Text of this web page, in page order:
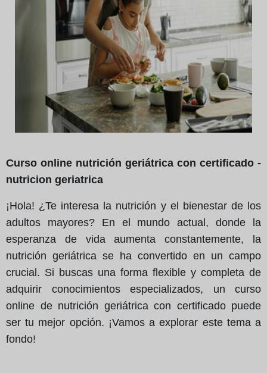
Curso online nutrición geriátrica con certificado -
nutricion geriatrica
¡Hola! ¿Te interesa la nutrición y el bienestar de los
adultos mayores? En el mundo actual, donde la
esperanza de vida aumenta constantemente, la
nutrición geriátrica se ha convertido en un campo
crucial. Si buscas una forma flexible y completa de
adquirir conocimientos especializados, un curso
online de nutrición geriátrica con certificado puede
ser tu mejor opción. ¡Vamos a explorar este tema a
fondo!